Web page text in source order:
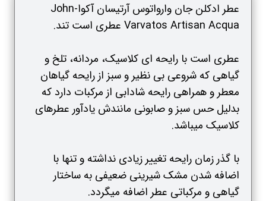
عطر ادکلن جان وارواتوس آرتیسان آکوا-John
Varvatos Artisan Acqua عطری است تند.
عطری است با رایحه ای کلاسیک، مردانه، تلخ و
گیاهی که شروعی بی نظیر و سبز از رایحه گیاهان
معطر و همراهی رایحه شادابی از مرکبات دارد که
بدلیل حس سبز و صابونی مانندش یادآور عطرهای
کلاسیک میباشد.
با گذر زمان رایحه تغییر زیادی نداشته و تنها با
اضافه شدن مشک شیرینی ضعیفی به ساختار
گیاهی و مرکباتی عطر اضافه میگردد.